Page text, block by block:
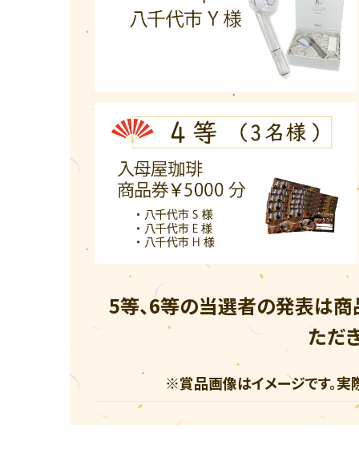
5等、6等の当選者の発表は
ただ
※賞品画像はイメージです。実